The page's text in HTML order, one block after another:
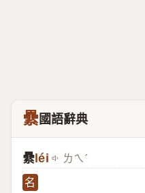
纍國語辭典
纍 léi ㄌㄟˊ
名